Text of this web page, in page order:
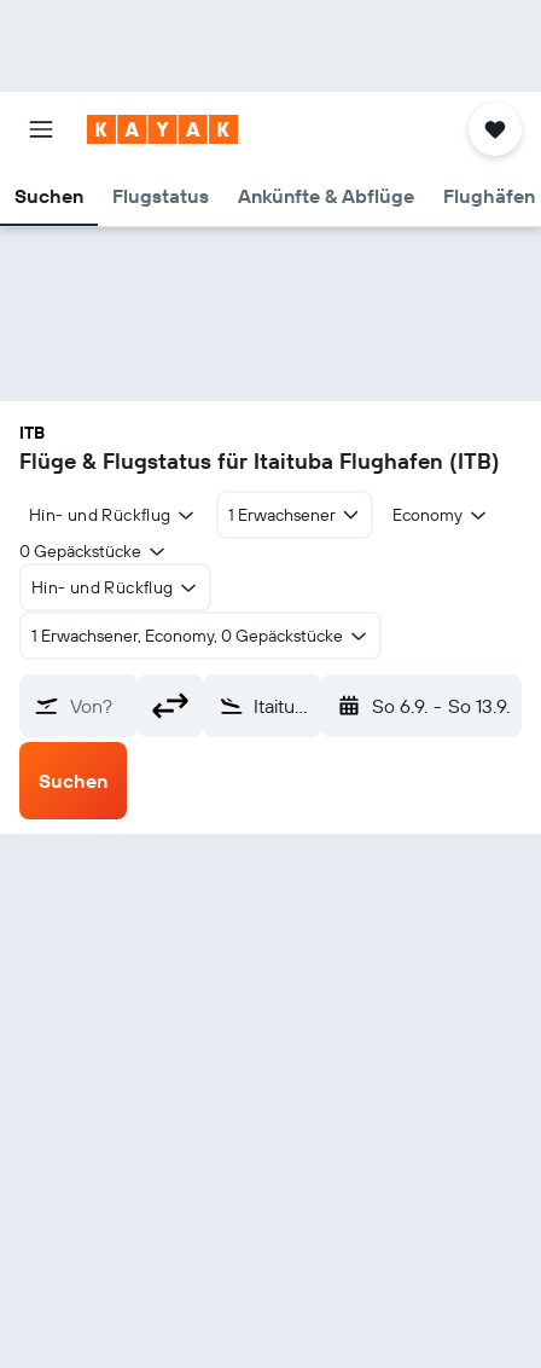
Suchen Flugstatus Ankünfte & Abflüge Flughäfen
ITB
Flüge & Flugstatus für Itaituba Flughafen (ITB)
Hin- und Rückflug 1 Erwachsener
Economy
0 Gepäckstücke
Hin- und Rückflug
1 Erwachsener, Economy, 0 Gepäckstücke
Von? Itaituba (ITB) So 6.9. - So 13.9.
Suchen